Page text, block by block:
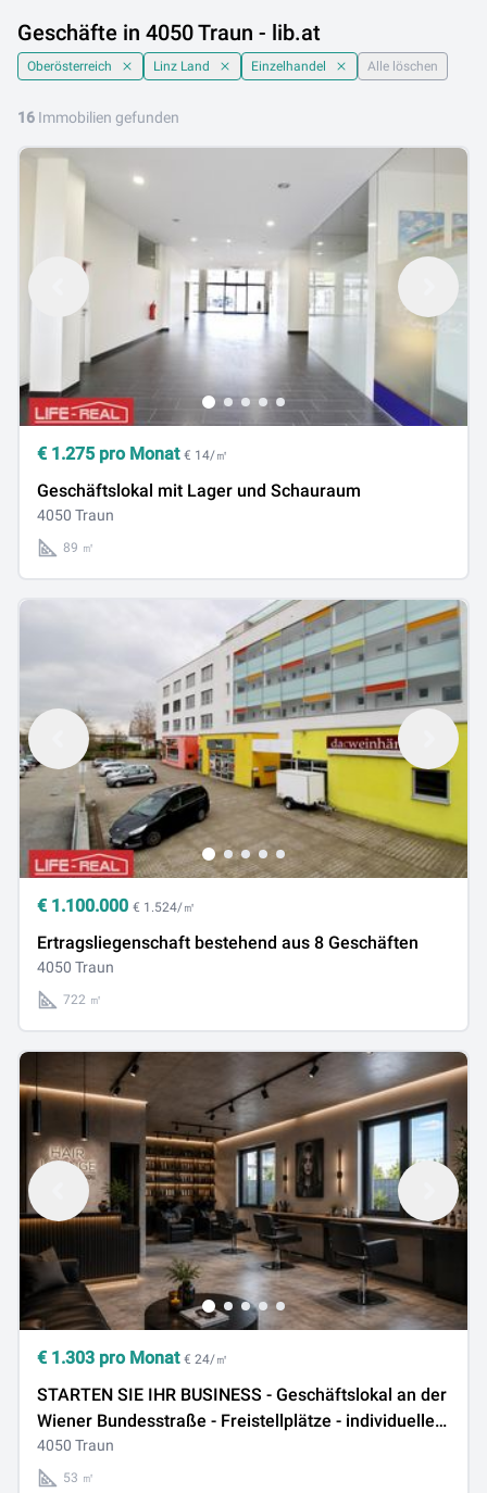
Geschäfte in 4050 Traun - lib.at
Oberösterreich Linz Land Einzelhandel Alle löschen
16 Immobilien gefunden
€ 1.275 pro Monat € 14/㎡
Geschäftslokal mit Lager und Schauraum
4050 Traun
89 ㎡
€ 1.100.000 € 1.524/㎡
Ertragsliegenschaft bestehend aus 8 Geschäften
4050 Traun
722 ㎡
€ 1.303 pro Monat € 24/㎡
STARTEN SIE IHR BUSINESS - Geschäftslokal an der
Wiener Bundesstraße - Freistellplätze - individuelle
Gestaltung noch möglich
4050 Traun
53 ㎡